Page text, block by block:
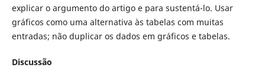
explicar o argumento do artigo e para sustentá-lo. Usar
gráficos como uma alternativa às tabelas com muitas
entradas; não duplicar os dados em gráficos e tabelas.
Discussão